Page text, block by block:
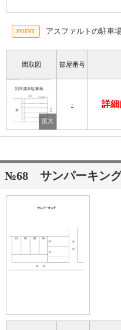
アスファルトの駐車
間取図 部屋番号
- 詳
№68 サンパーキン